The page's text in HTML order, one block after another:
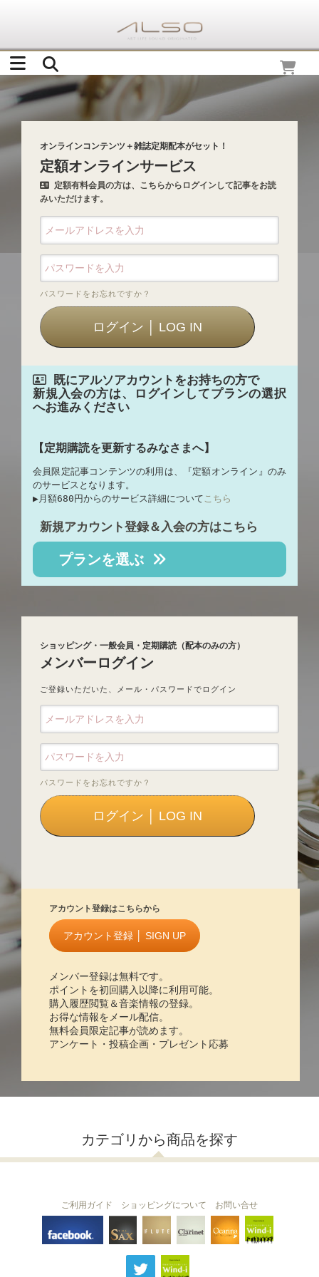
オンラインコンテンツ＋雑誌定期配本がセット！
定額オンラインサービス
定額有料会員の方は、こちらからログインして記事をお読
みいただけます。
パスワードをお忘れですか？
既にアルソアカウントをお持ちの方で
新規入会の方は、ログインしてプランの選択
へお進みください
【定期購読を更新するみなさまへ】
会員限定記事コンテンツの利用は、『定額オンライン』のみ
のサービスとなります。
▶︎月額680円からのサービス詳細についてこちら
新規アカウント登録＆入会の方はこちら
プランを選ぶ
ショッピング・一般会員・定期購読（配本のみの方）
メンバーログイン
ご登録いただいた、メール・パスワードでログイン
パスワードをお忘れですか？
アカウント登録はこちらから
アカウント登録 │ SIGN UP
メンバー登録は無料です。
ポイントを初回購入以降に利用可能。
購入履歴閲覧＆音楽情報の登録。
お得な情報をメール配信。
無料会員限定記事が読めます。
アンケート・投稿企画・プレゼント応募
カテゴリから商品を探す
THE SAX The Clarinet
ご利用ガイド ショッピングについて お問い合せ